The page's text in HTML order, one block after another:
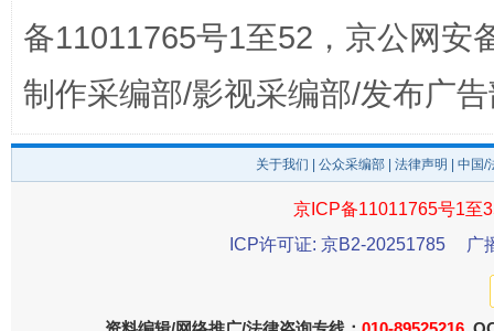
备11011765号1至52，京公网安
制作采编部/影视采编部/发布广
关于我们 公众采编部 法律声明 | 中国
京ICP备11011765号1至
ICP许可证: 京B2-20251785
广